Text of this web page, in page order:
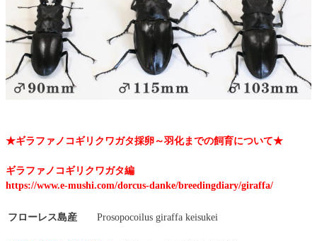
★ギラファノコギリクワガタ採卵～羽化までの飼育について★
ギラファノコギリクワガタ編
https://www.e-mushi.com/dorcus-danke/breedingdiary/giraffa/
フローレス島産 Prosopocoilus giraffa keisukei